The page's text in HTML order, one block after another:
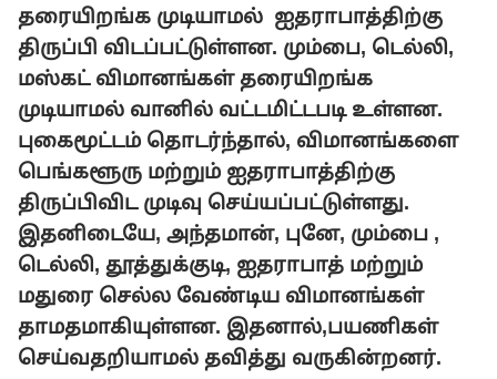
தரையிறங்க முடியாமல் ஐதராபாத்திற்கு
திருப்பி விடப்பட்டுள்ளன. மும்பை, டெல்லி,
மஸ்கட் விமானங்கள் தரையிறங்க
முடியாமல் வானில் வட்டமிட்டபடி உள்ளன.
புகைமூட்டம் தொடர்ந்தால், விமானங்களை
பெங்களூரு மற்றும் ஐதராபாத்திற்கு
திருப்பிவிட முடிவு செய்யப்பட்டுள்ளது.
இதனிடையே, அந்தமான், புனே, மும்பை ,
டெல்லி, தூத்துக்குடி, ஐதராபாத் மற்றும்
மதுரை செல்ல வேண்டிய விமானங்கள்
தாமதமாகியுள்ளன. இதனால்,பயணிகள்
செய்வதறியாமல் தவித்து வருகின்றனர்.